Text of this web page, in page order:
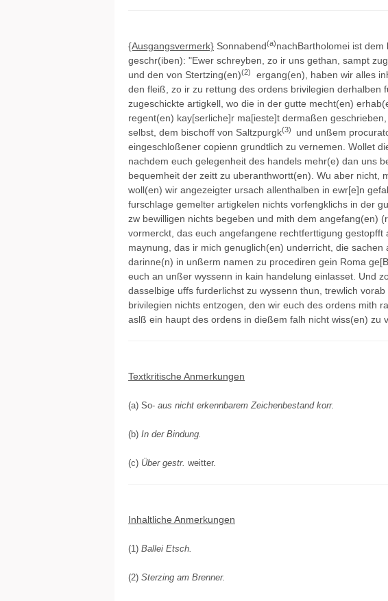
{Ausgangsvermerk} Sonnabend(a)nachBartholomei ist dem
geschr(iben): "Ewer schreyben, zo ir uns gethan, sampt
und den von Stertzing(en)(2)
ergang(en), haben wir alles
den fleiß, zo ir zu rettung des ordens brivilegien derhalben
zugeschickte artigkell, wo die in der gutte mecht(en)
regent(en) kay[serliche]r ma[ieste]t dermaßen
selbst, dem bischoff von Saltzpurgk(3) und unßem
eingeschloßener copienn grundtlich zu vernemen. Wollet
nachdem euch gelegenheit des handels mehr(e) dan uns
bequemheit der zeitt zu uberanthwortt(en). Wu aber nicht,
woll(en) wir angezeigter ursach allenthalben in ewr[e]n
furschlage gemelter artigkelen nichts vorfengklichs in der
zw bewilligen nichts begeben und mith dem angefang(en)
vormerckt, das euch angefangene rechtferttigung
maynung, das ir mich genuglich(en) underricht, die
darinne(n) in unßerm namen zu procediren gein Roma
euch an unßer wyssenn in kain handelung einlasset. Und
dasselbige uffs furderlichst zu wyssenn thun, trewlich
brivilegien nichts entzogen, den wir euch des ordens mith
aslß ein haupt des ordens in dießem falh nicht wiss(en) zu
Textkritische Anmerkungen
(a) So- aus nicht erkennbarem Zeichenbestand korr.
(b) In der Bindung.
(c) Über gestr. weitter.
Inhaltliche Anmerkungen
(1) Ballei Etsch.
(2) Sterzing am Brenner.